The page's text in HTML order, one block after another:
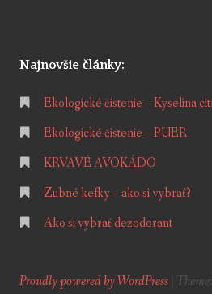
Najnovšie články:
Ekologické čistenie – Kyselina
Ekologické čistenie – PUER
KRVAVÉ AVOKÁDO
Zubné kefky – ako si vybrať?
Ako si vybrať dezodorant
Proudly powered by WordPress